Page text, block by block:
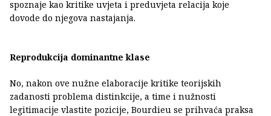
spoznaje kao kritike uvjeta i preduvjeta relacija koje
dovode do njegova nastajanja.
Reprodukcija dominantne klase
No, nakon ove nužne elaboracije kritike teorijskih
zadanosti problema distinkcije, a time i nužnosti
legitimacije vlastite pozicije, Bourdieu se prihvaća praksa